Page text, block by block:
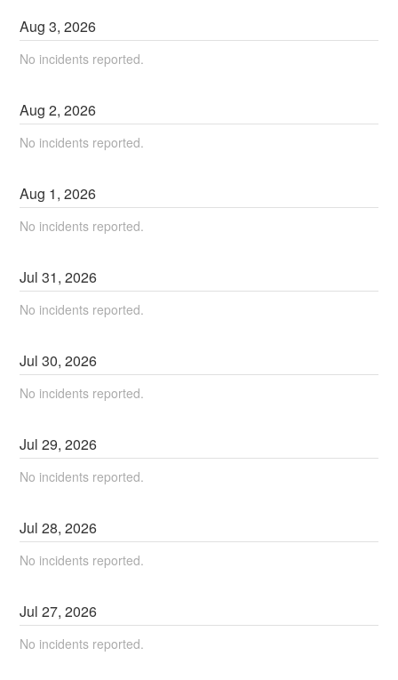
Aug3,2026
No incidents reported.
Aug2,2026
No incidents reported.
Aug 1,2026
No incidents reported.
Jul31,2026
No incidents reported.
Jul30,2026
No incidents reported.
Jul29,2026
No incidents reported.
Jul28,2026
No incidents reported.
Jul27,2026
No incidents reported.